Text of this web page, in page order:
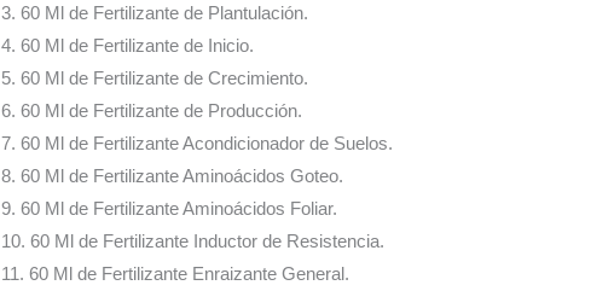
3. 60 Ml de Fertilizante de Plantulación.
4. 60 Ml de Fertilizante de Inicio.
5. 60 Ml de Fertilizante de Crecimiento.
6. 60 Ml de Fertilizante de Producción.
7. 60 Ml de Fertilizante Acondicionador de Suelos.
8. 60 Ml de Fertilizante Aminoácidos Goteo.
9. 60 Ml de Fertilizante Aminoácidos Foliar.
10. 60 Ml de Fertilizante Inductor de Resistencia.
11. 60 Ml de Fertilizante Enraizante General.